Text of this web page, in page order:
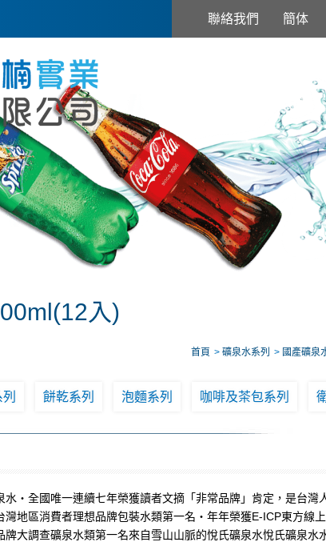
聯絡我們 簡体
入)
首頁 礦泉水系列 國產礦泉
餅乾系列 泡麵系列 咖啡及茶包系列
水‧全國唯一連續七年榮獲讀者文摘「非常品牌」肯定，是台
灣地區消費者理想品牌包裝水類第一名‧年年榮獲E-ICP東方線
牌大調查礦泉水類第一名來自雪山山脈的悅氏礦泉水悅氏礦泉水